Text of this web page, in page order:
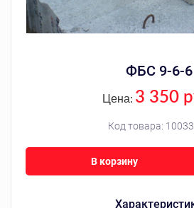
ФБС 9-6-6
Код товара:
Цена: 3 350
В корзину